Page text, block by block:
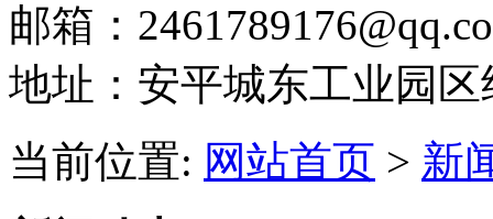
邮箱：
地址：安平城东工业园区
当前位置: 网站首页 > 新